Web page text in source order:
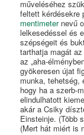
műveléséhez
feltett kérdésekre
mentimeternevű
lelkesedéssel és
szépségeit és
tarthatja magát
az „aha-
gyökeresen újat
munka, tehetség,
hogy ha a szerb-
elindulhatott
akár a Csiky
Einsteinje. (Több
(Mert hát miért is